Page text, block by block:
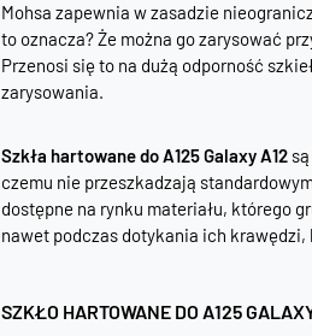
Mohsa zapewnia w zasadzie
to oznacza? Że można go zarysować
Przenosi się to na dużą odporność
zarysowania.
Szkła hartowane do A125 Galaxy A12
czemu nie przeszkadzają
dostępne na rynku materiału, którego
nawet podczas dotykania ich
SZKŁO HARTOWANE DO A125